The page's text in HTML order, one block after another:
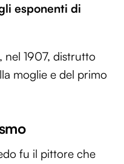
esponenti di
nel 1907, distrutto
moglie e del primo
fu il pittore che